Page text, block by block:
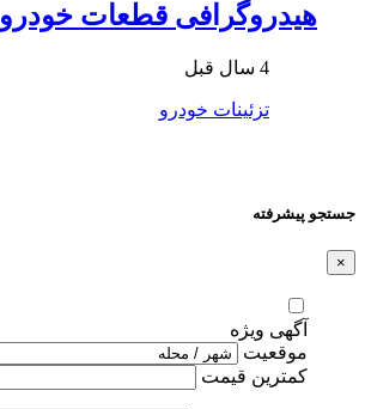
هیدروگرافی قطعات خودرو
4 سال قبل
تزئینات خودرو
جستجو پیشرفته
×
آگهی ویژه
موقعیت
کمترین قیمت